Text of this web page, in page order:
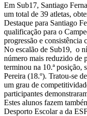
Em Sub17, Santiago
um total de 39 atletas,
Destaque para Santiago
qualificação para o
progressão e consistência
No escalão de Sub19, o
número mais reduzido de
terminou na 10.ª
Pereira (18.º). Tratou-se
um grau de
participantes
Estes alunos fazem
Desporto Escolar a da